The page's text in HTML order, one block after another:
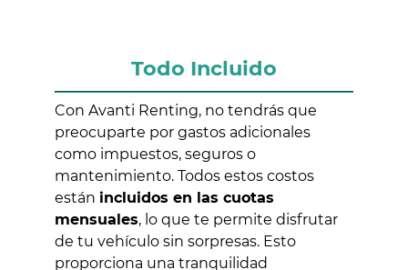
Todo Incluido
Con Avanti Renting, no tendrás que
preocuparte por gastos adicionales
como impuestos, seguros o
mantenimiento. Todos estos costos
están incluidos en las cuotas
mensuales, lo que te permite disfrutar
de tu vehículo sin sorpresas. Esto
proporciona una tranquilidad